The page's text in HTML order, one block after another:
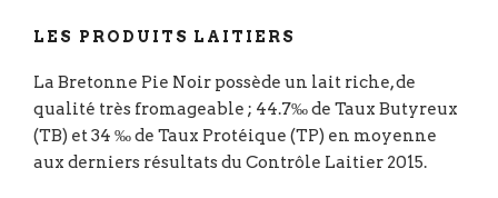
LES PRODUITS LAITIERS
La Bretonne Pie Noir possède un lait riche, de
qualité très fromageable ; 44.7‰ de Taux Butyreux
(TB) et 34 ‰ de Taux Protéique (TP) en moyenne
aux derniers résultats du Contrôle Laitier 2015.